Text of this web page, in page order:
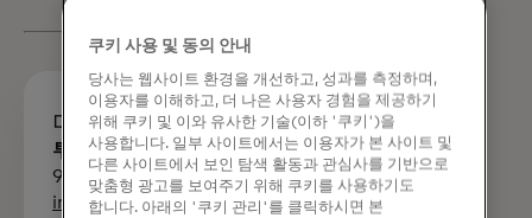
미디어 연락처
투자자 관계: 주드 스타니어
914-249-4565 |
investor.relations@mastercard.com
쿠키 사용 및 동의 안내
당사는 웹사이트 환경을 개선하고, 성과를 측정하며,
이용자를 이해하고, 더 나은 사용자 경험을 제공하기
위해 쿠키 및 이와 유사한 기술(이하 '쿠키')을
사용합니다. 일부 사이트에서는 이용자가 본 사이트 및
다른 사이트에서 보인 탐색 활동과 관심사를 기반으로
맞춤형 광고를 보여주기 위해 쿠키를 사용하기도
합니다. 아래의 '쿠키 관리'를 클릭하시면 본